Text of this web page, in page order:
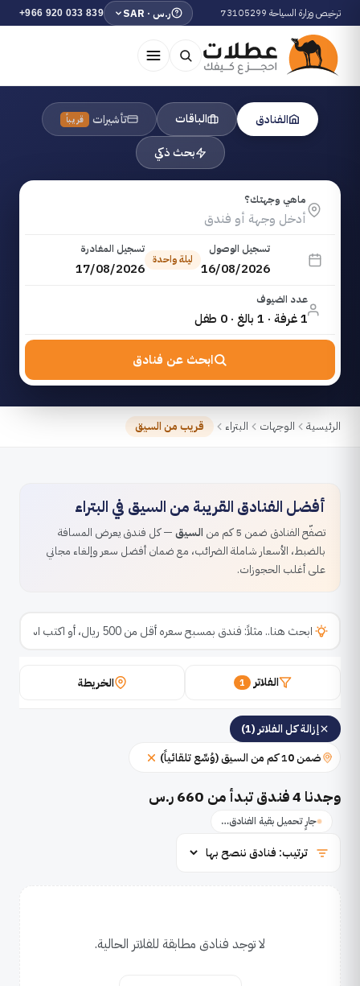
ترخيص وزارة السياحة 73105299 ر.س · SAR +966 920 033 839
الفنادق الباقات تأشيرات قريباً
بحث ذكي
ماهي وجهتك؟
تسجيل الوصول
16/08/2026
ليلة واحدة
تسجيل المغادرة
17/08/2026
عدد الضيوف
1 غرفة · 1 بالغ · 0 طفل
ابحث عن فنادق
الرئيسية الوجهات البتراء قريب من السيق
أفضل الفنادق القريبة من السيق في البتراء
تصفّح الفنادق ضمن 5 كم من السيق— كل فندق يعرض المسافة
بالضبط، الأسعار شاملة الضرائب، مع ضمان أفضل سعر وإلغاء مجاني
على أغلب الحجوزات.
الفلاتر 1 الخريطة
إزالة كل الفلاتر (1)
ضمن 10 كم من السيق (وُسِّع تلقائياً)
وجدنا 4فندق تبدأ من 660 ر.س
جارٍ تحميل بقية الفنادق…
لا توجد فنادق مطابقة للفلاتر الحالية.